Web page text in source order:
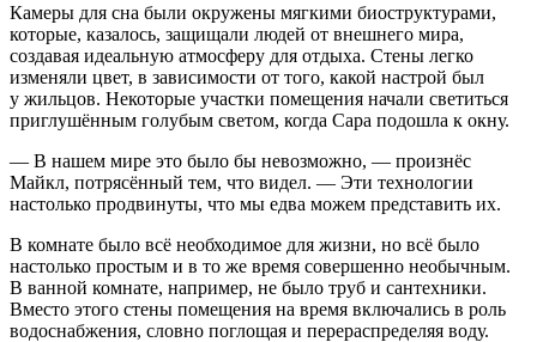
Камеры для сна были окружены мягкими биоструктурами,
которые, казалось, защищали людей от внешнего мира,
создавая идеальную атмосферу для отдыха. Стены легко
изменяли цвет, в зависимости от того, какой настрой был
у жильцов. Некоторые участки помещения начали светиться
приглушённым голубым светом, когда Сара подошла к окну.
— В нашем мире это было бы невозможно, — произнёс
Майкл, потрясённый тем, что видел. — Эти технологии
настолько продвинуты, что мы едва можем представить их.
В комнате было всё необходимое для жизни, но всё было
настолько простым и в то же время совершенно необычным.
В ванной комнате, например, не было труб и сантехники.
Вместо этого стены помещения на время включались в роль
водоснабжения, словно поглощая и перераспределяя воду.